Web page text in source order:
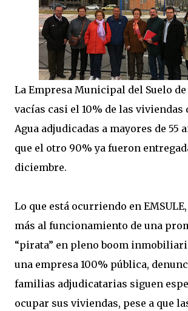
La Empresa Municipal del Suelo
vacías casi el 10% de las viviendas
Agua adjudicadas a mayores de 55
que el otro 90% ya fueron
diciembre.
Lo que está ocurriendo en
más al funcionamiento de una
“pirata” en pleno boom
una empresa 100% pública,
familias adjudicatarias siguen
ocupar sus viviendas, pese a que